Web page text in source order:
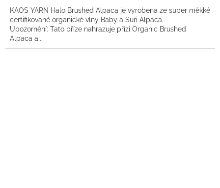
KAOS YARN Halo Brushed Alpaca je vyrobena ze super měkké
certifikované organické vlny Baby a Suri Alpaca.
Upozornění: Tato příze nahrazuje přízi Organic Brushed
Alpaca a...